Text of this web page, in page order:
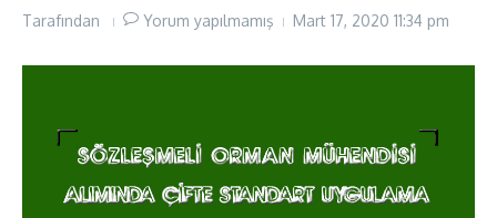
Tarafından Yorum yapılmamış Mart 17, 2020 11:34 pm